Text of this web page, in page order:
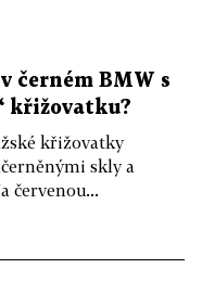
černém BMW s
křižovatku?
křižovatky
skly a
červenou...